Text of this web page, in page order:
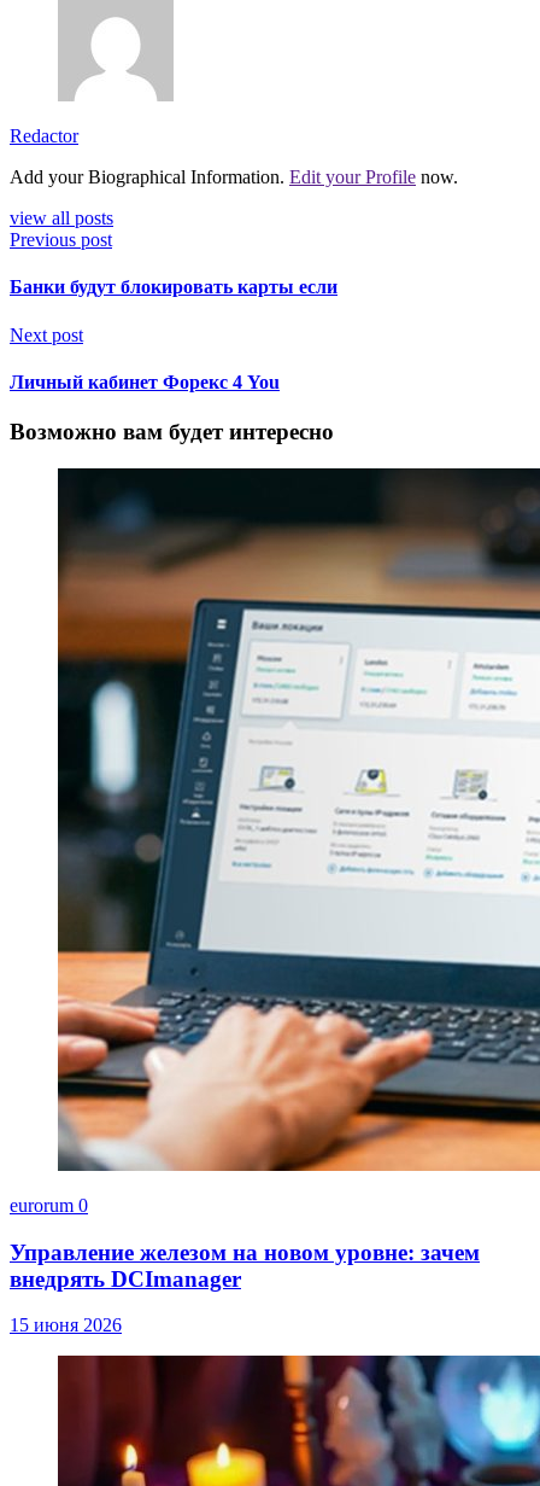
Redactor
Add your Biographical Information. Edit your Profile now.
view all posts
Previous post
Банки будут блокировать карты если
Next post
Личный кабинет Форекс 4 You
Возможно вам будет интересно
eurorum 0
Управление железом на новом уровне: зачем
внедрять DCImanager
15 июня 2026